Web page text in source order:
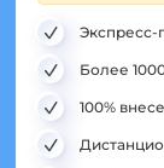
Более
100%